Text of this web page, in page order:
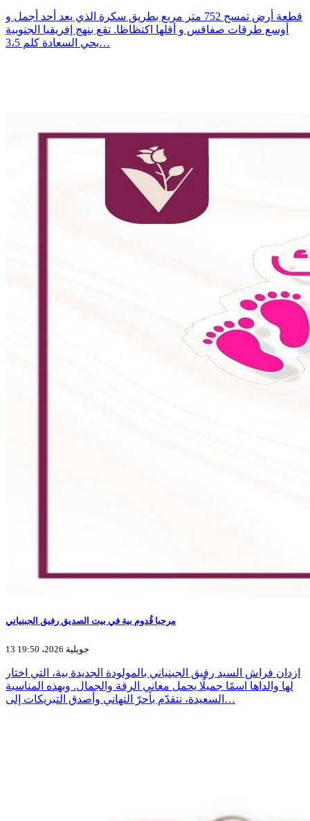
قطعة أرض تمسح 752 متر مربع بطريق سكرة الذي يعد أحد أجمل و
أوسع طرقات صفاقس و أقلها اكتظاظا. تقع بنهج إفريقيا الجنوبية
بحي السعادة كلم 3،5…
مرحبا قُدوم بية في بيت الصديق رفيق الجبنياني
13 جويلية 2026، 19:50
ازدان فراش السيد رفيق الجبنياني بالمولودة الجديدة بية، التي اختار
لها والداها اسمًا جميلًا يحمل معاني الرقة والجمال. وبهذه المناسبة
السعيدة، نتقدّم بأحرّ التهاني وأصدق التبريكات إلى…